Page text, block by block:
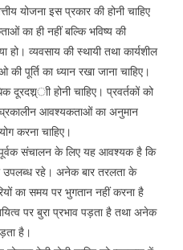
योजना इस प्रकार की होनी चाहिए
का ही नहीं बल्कि भविष्य की
व्यवसाय की स्थायी तथा कार्यशील
पूर्ति का ध्यान रखा जाना चाहिए।
दूरदश्र्ाी होनी चाहिए। प्रवर्तकों को
आवश्यकताओं का अनुमान
करना चाहिए।
संचालन के लिए यह आवश्यक है कि
उपलब्ध रहे। अनेक बार तरलता के
का समय पर भुगतान नहीं करना है
पर बुरा प्रभाव पड़ता है तथा अनेक
है।